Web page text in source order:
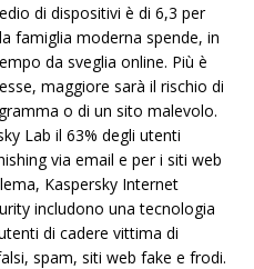
di dispositivi è di 6,3 per
famiglia moderna spende, in
da sveglia online. Più è
maggiore sarà il rischio di
o di un sito malevolo.
Lab il 63% degli utenti
via email e per i siti web
Kaspersky Internet
includono una tecnologia
di cadere vittima di
spam, siti web fake e frodi.